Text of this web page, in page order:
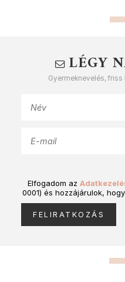
LÉGY
Gyermeknevelés, friss
Elfogadom az
0001) és hozzájárulok,